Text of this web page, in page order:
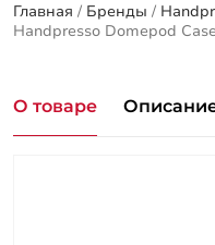
Главная / Бренды /
Handpresso Domepod Case
О товаре